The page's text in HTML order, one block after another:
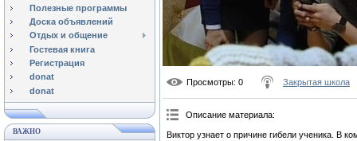
Полезные программы
Доска объявлений
Отдых и общение
Гостевая книга
Регистрация
donat
donat
ВАЖНО
Просмотры: 0 Закрытая школа
Описание материала:
Виктор узнает о причине гибели ученика. В